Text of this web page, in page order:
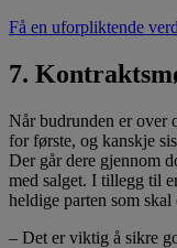
Få en uforpliktende
7.
Når budrunden er over
for første, og kanskje
Der går dere gjennom
med salget. I tillegg til
heldige parten som
– Det er viktig å sikre